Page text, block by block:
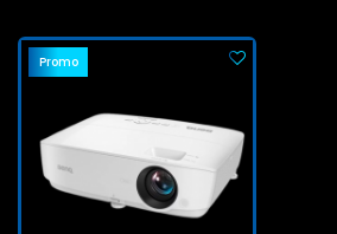
Promo